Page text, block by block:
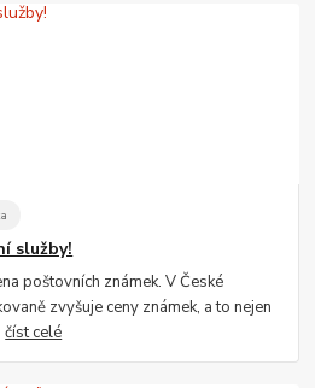
služby!
poštovních známek. V České
zvyšuje ceny známek, a to nejen
číst celé